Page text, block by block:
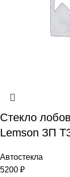
Стекло
Lemson ЗП
Автостекла
5200 ₽